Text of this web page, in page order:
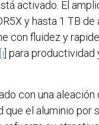
activado. El
y hasta 1 TB
con fluidez y
[i] para
con una aleación
el aluminio por